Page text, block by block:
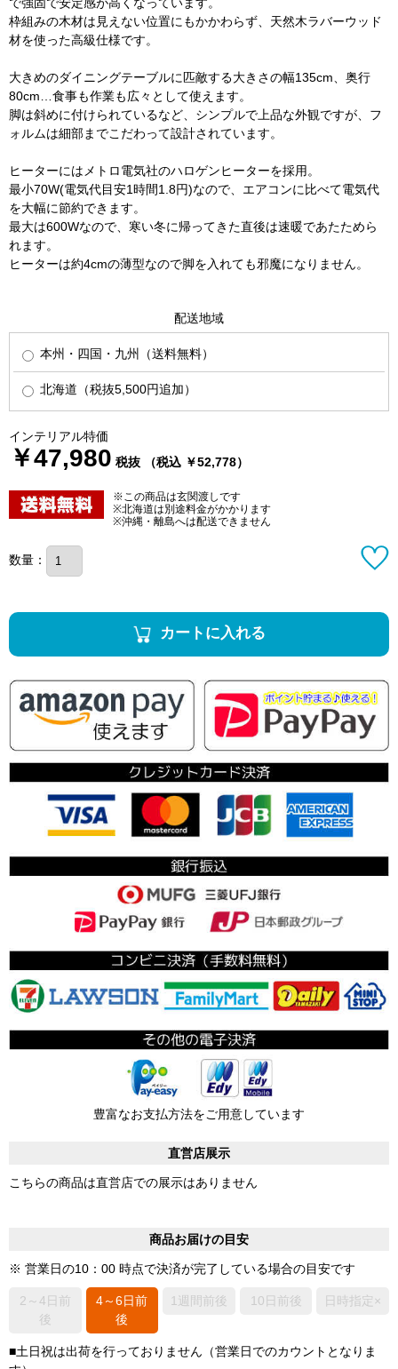
枠組みの木材は見えない位置にもかかわらず、天然木ラバーウッド
材を使った高級仕様です。
大きめのダイニングテーブルに匹敵する大きさの幅135cm、奥行
80cm…食事も作業も広々として使えます。
脚は斜めに付けられているなど、シンプルで上品な外観ですが、フ
ォルムは細部までこだわって設計されています。
ヒーターにはメトロ電気社のハロゲンヒーターを採用。
最小70W(電気代目安1時間1.8円)なので、エアコンに比べて電気代
を大幅に節約できます。
最大は600Wなので、寒い冬に帰ってきた直後は速暖であたためら
れます。
ヒーターは約4cmの薄型なので脚を入れても邪魔になりません。
配送地域
本州・四国・九州（送料無料）
北海道（税抜5,500円追加）
インテリアル特価
￥47,980 税抜 （税込 ￥52,778）
※この商品は玄関渡しです
※北海道は別途料金がかかります
※沖縄・離島へは配送できません
数量：
カートに入れる
豊富なお支払方法をご用意しています
直営店展示
こちらの商品は直営店での展示はありません
商品お届けの目安
※ 営業日の10：00 時点で決済が完了している場合の目安です
2～4日前
後
4～6日前
後
1週間前後 10日前後 日時指定×
■土日祝は出荷を行っておりません（営業日でのカウントとなりま